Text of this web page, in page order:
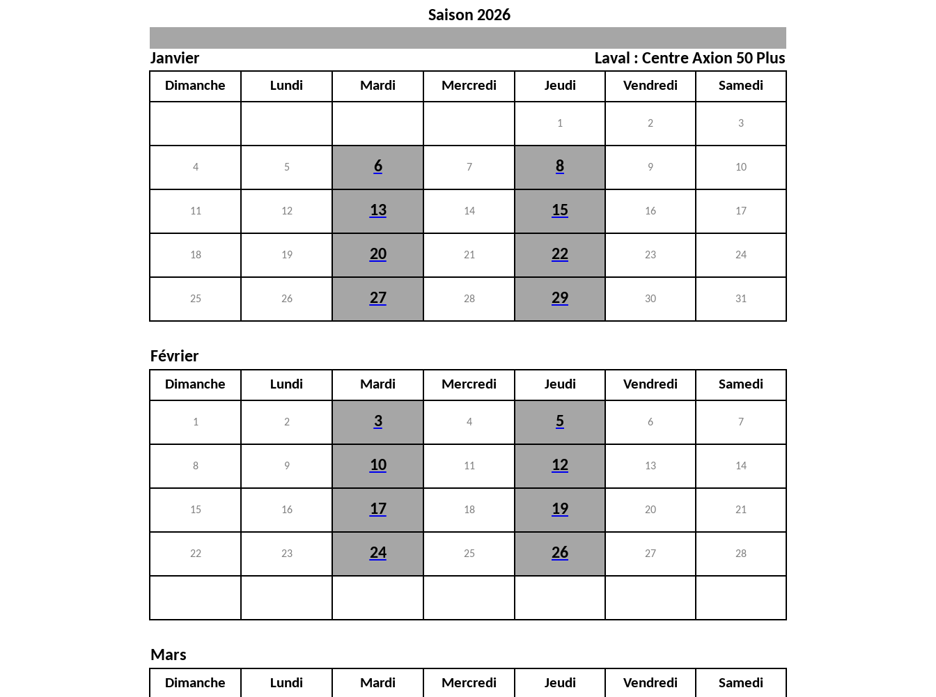
Saison 2026
Janvier Laval : Centre Axion 50 Plus
Dimanche Lundi Mardi Mercredi Jeudi Vendredi Samedi
1 2 3
4 5 6 7 8 9 10
11 12 13 14 15 16 17
18 19 20 21 22 23 24
25 26 27 28 29 30 31
Février
Dimanche Lundi Mardi Mercredi Jeudi Vendredi Samedi
1 2 3 4 5 6 7
8 9 10 11 12 13 14
15 16 17 18 19 20 21
22 23 24 25 26 27 28
Mars
Dimanche Lundi Mardi Mercredi Jeudi Vendredi Samedi